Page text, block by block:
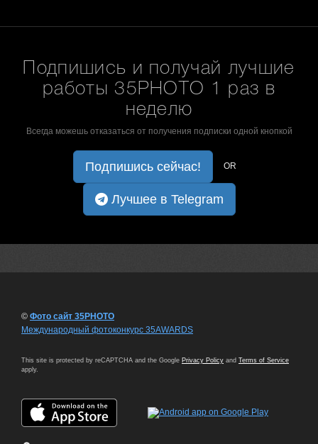
Подпишись и получай лучшие
работы 35PHOTO 1 раз в
неделю
Всегда можешь отказаться от получения подписки одной кнопкой
Подпишись сейчас! OR
Лучшее в Telegram
© Фото сайт 35PHOTO
Международный фотоконкурс 35AWARDS
This site is protected by reCAPTCHA and the Google Privacy Policy and Terms of Service
apply.